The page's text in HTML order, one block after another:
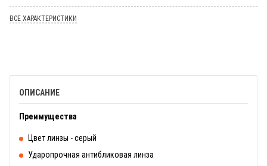
ВСЕ ХАРАКТЕРИСТИКИ
ОПИСАНИЕ
Преимущества
Цвет линзы - серый
Ударопрочная антибликовая линза